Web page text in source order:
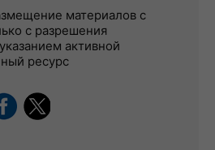
материалов с
с разрешения
активной
ресурс